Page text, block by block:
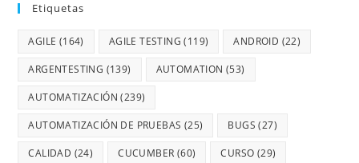
Etiquetas
AGILE (164) AGILE TESTING (119) ANDROID (22)
ARGENTESTING (139) AUTOMATION (53)
AUTOMATIZACIÓN (239)
AUTOMATIZACIÓN DE PRUEBAS (25) BUGS (27)
CALIDAD (24) CUCUMBER (60) CURSO (29)